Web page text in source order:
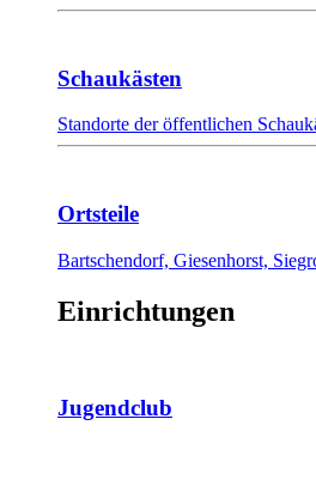
Schaukästen
Standorte der öffentlichen
Ortsteile
Bartschendorf, Giesenhorst,
Einrichtungen
Jugendclub